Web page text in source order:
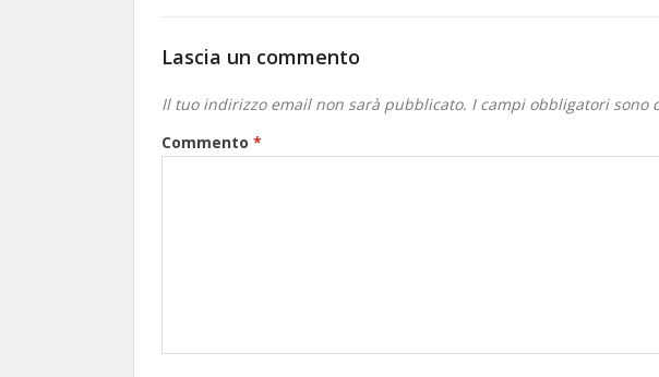
Lascia un commento
Il tuo indirizzo email non sarà pubblicato. I campi obbligatori sono
Commento *